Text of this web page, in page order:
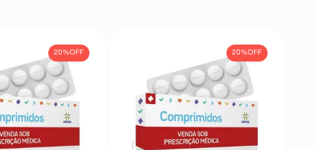
20%OFF 20%OFF